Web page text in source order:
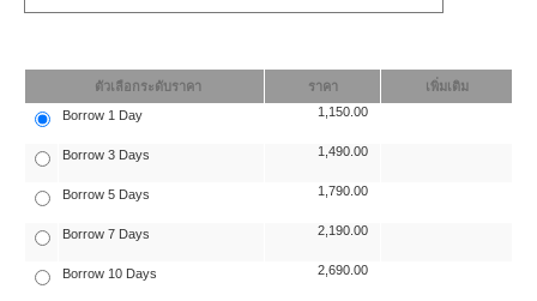
ตัวเลือกระดับราคา ราคา
เพิ่มเติม
Borrow 1 Day
1,150.00
Borrow 3 Days 1,490.00
Borrow 5 Days 1,790.00
Borrow 7 Days 2,190.00
Borrow 10 Days 2,690.00